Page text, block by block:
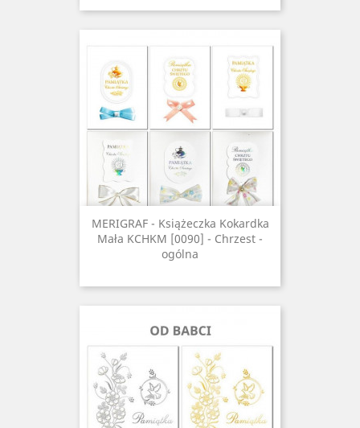
MERIGRAF - Książeczka Kokardka
Mała KCHKM [0090] - Chrzest -
ogólna